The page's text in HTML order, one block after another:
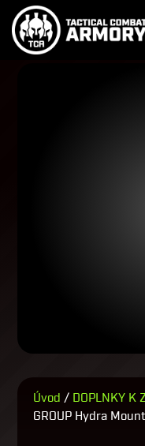
Úvod / DOPLNKY K
GROUP Hydra